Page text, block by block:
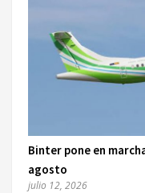
Binter pone en
agosto
julio 12, 2026